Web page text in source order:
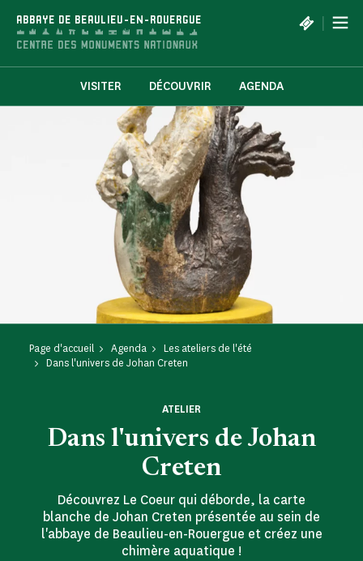
ABBAYE DE BEAULIEU-EN-ROUERGUE |
VISITER DÉCOUVRIR AGENDA
Page d'accueil Agenda
Les ateliers de l'été
Dans l'univers de Johan Creten
Dans l'univers de Johan
Creten
ATELIER
Découvrez Le Coeur qui déborde, la carte
blanche de Johan Creten présentée au sein de
l'abbaye de Beaulieu-en-Rouergue et créez une
chimère aquatique !